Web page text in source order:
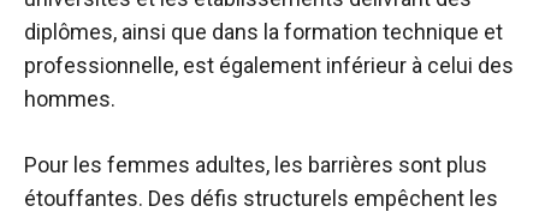
diplômes, ainsi que dans la formation technique et
professionnelle, est également inférieur à celui des
hommes.
Pour les femmes adultes, les barrières sont plus
étouffantes. Des défis structurels empêchent les